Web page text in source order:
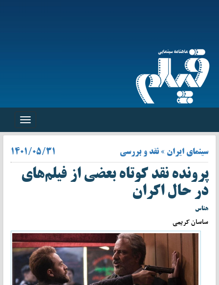
Toggle
سینمای ایران » نقد و بررسی ۱۴۰۱/۰۵/۳۱
پرونده نقد کوتاه بعضی از فیلم‌های
در حال اکران
هناس
ساسان کریمی